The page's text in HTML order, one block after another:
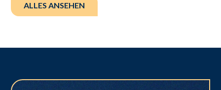
ALLES ANSEHEN